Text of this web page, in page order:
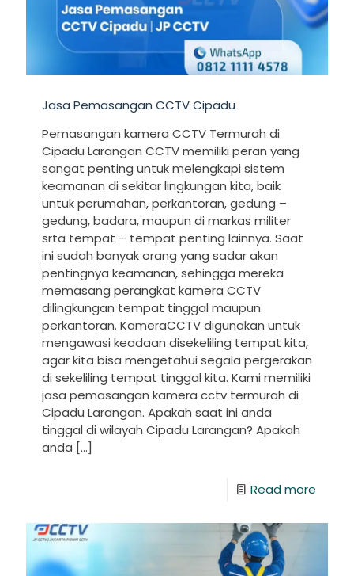
Jasa Pemasangan CCTV Cipadu
Pemasangan kamera CCTV Termurah di
Cipadu Larangan CCTV memiliki peran yang
sangat penting untuk melengkapi sistem
keamanan di sekitar lingkungan kita, baik
untuk perumahan, perkantoran, gedung –
gedung, badara, maupun di markas militer
srta tempat – tempat penting lainnya. Saat
ini sudah banyak orang yang sadar akan
pentingnya keamanan, sehingga mereka
memasang perangkat kamera CCTV
dilingkungan tempat tinggal maupun
perkantoran. KameraCCTV digunakan untuk
mengawasi keadaan disekeliling tempat kita,
agar kita bisa mengetahui segala pergerakan
di sekeliling tempat tinggal kita. Kami memiliki
jasa pemasangan kamera cctv termurah di
Cipadu Larangan. Apakah saat ini anda
tinggal di wilayah Cipadu Larangan? Apakah
anda […]
Read more